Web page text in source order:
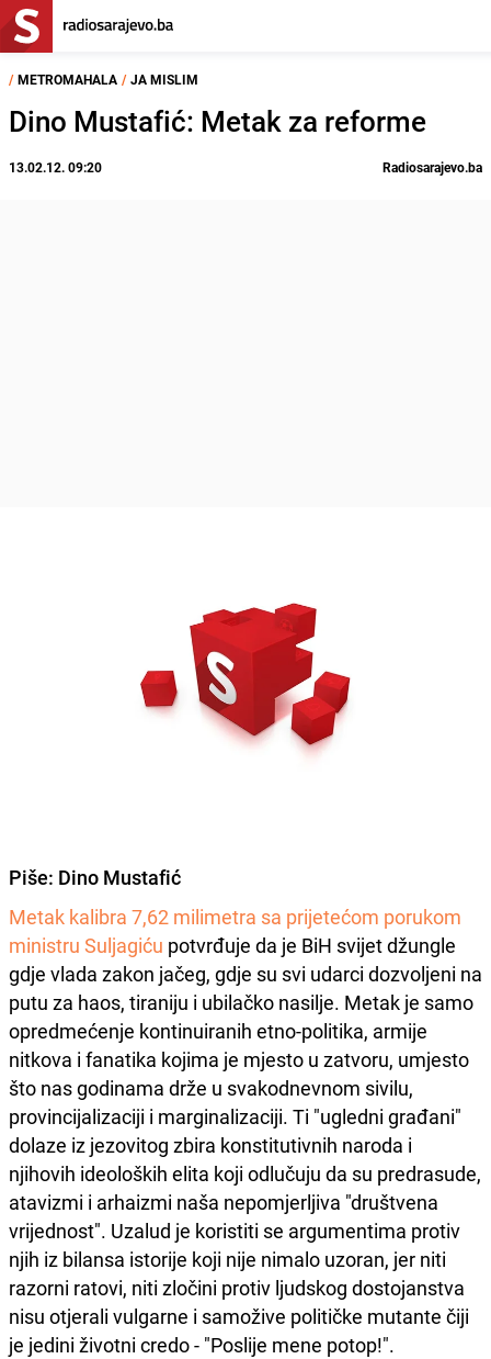
/ METROMAHALA / JA MISLIM
Dino Mustafić: Metak za reforme
13.02.12. 09:20 Radiosarajevo.ba
Piše: Dino Mustafić
Metak kalibra 7,62 milimetra sa prijetećom porukom
ministru Suljagiću potvrđuje da je BiH svijet džungle
gdje vlada zakon jačeg, gdje su svi udarci dozvoljeni na
putu za haos, tiraniju i ubilačko nasilje. Metak je samo
opredmećenje kontinuiranih etno-politika, armije
nitkova i fanatika kojima je mjesto u zatvoru, umjesto
što nas godinama drže u svakodnevnom sivilu,
provincijalizaciji i marginalizaciji. Ti "ugledni građani"
dolaze iz jezovitog zbira konstitutivnih naroda i
njihovih ideoloških elita koji odlučuju da su predrasude,
atavizmi i arhaizmi naša nepomjerljiva "društvena
vrijednost". Uzalud je koristiti se argumentima protiv
njih iz bilansa istorije koji nije nimalo uzoran, jer niti
razorni ratovi, niti zločini protiv ljudskog dostojanstva
nisu otjerali vulgarne i samožive političke mutante čiji
je jedini životni credo - "Poslije mene potop!".